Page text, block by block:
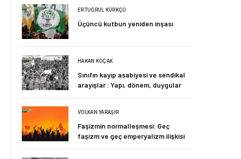
ERTUĞRUL KÜRKÇÜ
Üçüncü kutbun yeniden inşası
HAKAN KOÇAK
Sınıfın kayıp asabiyesi ve sendikal
arayışlar : Yapı, dönem, duygular
VOLKAN YARAŞIR
Faşizmin normalleşmesi: Geç
faşizm ve geç emperyalizm ilişkisi